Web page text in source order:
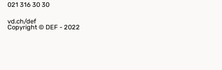
021 316 30 30
vd.ch/def
Copyright © DEF - 2022